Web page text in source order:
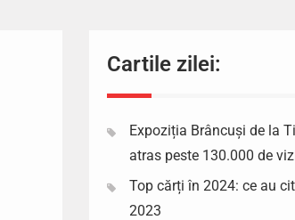
Cartile zilei:
Expoziția Brâncuși de la
atras peste 130.000 de
Top cărți în 2024: ce au
2023